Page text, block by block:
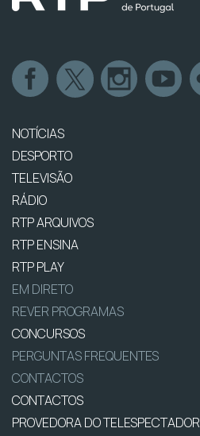
NOTÍCIAS
DESPORTO
TELEVISÃO
RÁDIO
RTP ARQUIVOS
RTP ENSINA
RTP PLAY
EM DIRETO
REVER PROGRAMAS
CONCURSOS
PERGUNTAS FREQUENTES
CONTACTOS
CONTACTOS
PROVEDORA DO TELESPECTADOR